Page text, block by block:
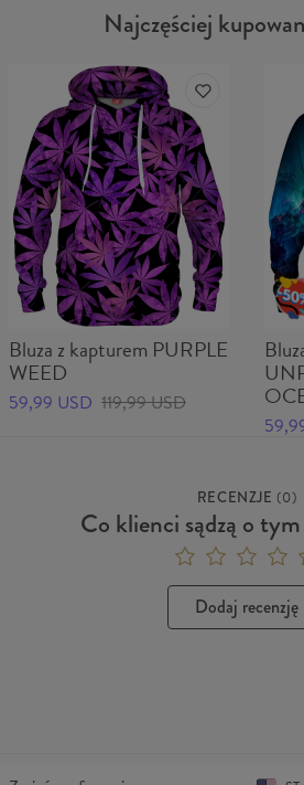
Najczęściej
Bluza z kapturem PURPLE
WEED
59,99 USD 119,99 USD
RECENZJE (0)
Co klienci sądzą o
Dodaj recenzję